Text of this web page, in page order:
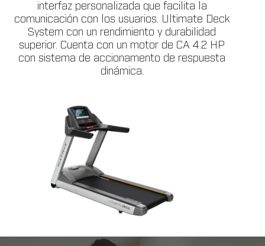
interfaz personalizada que facilita la
comunicación con los usuarios. Ultimate Deck
System con un rendimiento y durabilidad
superior. Cuenta con un motor de CA 4.2 HP
con sistema de accionamento de respuesta
dinámica.